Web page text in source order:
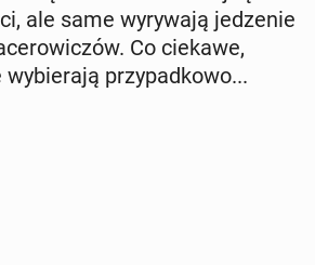
ale same wy­ry­wa­ją je­dze­nie
Co ciekawe,
przy­pad­ko­wo...